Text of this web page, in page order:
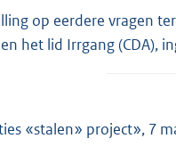
op eerdere vragen
het lid Irrgang (CDA),
«stalen» project», 7